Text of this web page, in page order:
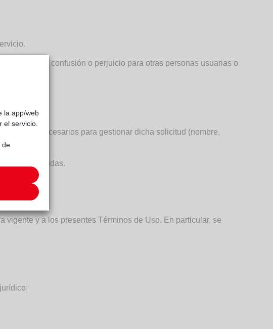
riesgo, confusión o perjuicio para otras personas usuarias o
necesarios para gestionar dicha solicitud (nombre,
recibidas.
vigente y a los presentes Términos de Uso. En particular, se
la app/web
el servicio.
de